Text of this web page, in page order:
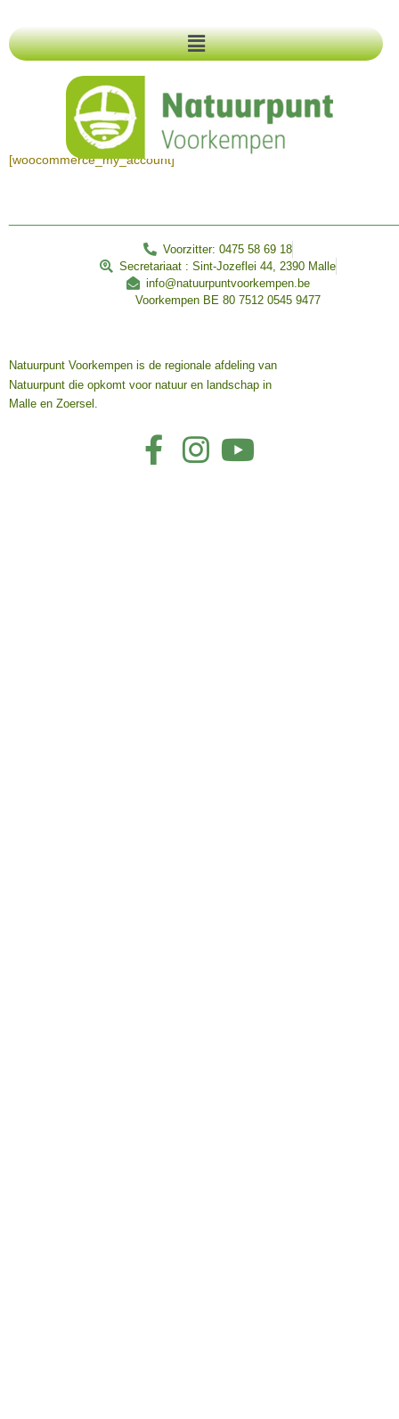
[woocommerce_my_account]
Voorzitter: 0475 58 69 18
Secretariaat : Sint-Jozeflei 44, 2390 Malle
info@natuurpuntvoorkempen.be
Voorkempen BE 80 7512 0545 9477
Natuurpunt Voorkempen is de regionale afdeling van
Natuurpunt die opkomt voor natuur en landschap in
Malle en Zoersel.